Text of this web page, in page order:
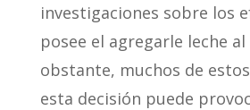
investigaciones sobre los
posee el agregarle leche al
obstante, muchos de
esta decisión puede